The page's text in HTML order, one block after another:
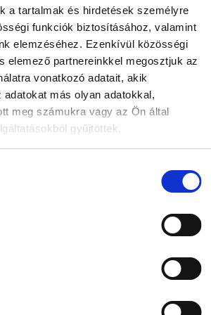
a tartalmak és hirdetések személyre
funkciók biztosításához, valamint
elemzéséhez. Ezenkívül közösségi
elemező partnereinkkel megosztjuk az
vonatkozó adatait, akik
adatokat más olyan adatokkal,
meg számukra vagy az Ön által
gyűjtöttek.
(7 Éjszaka)
Kiválasztás